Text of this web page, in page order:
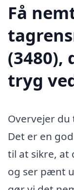
Få
(3480),
tryg
Overvejer du
Det er en
til at sikre, at
og ser pænt